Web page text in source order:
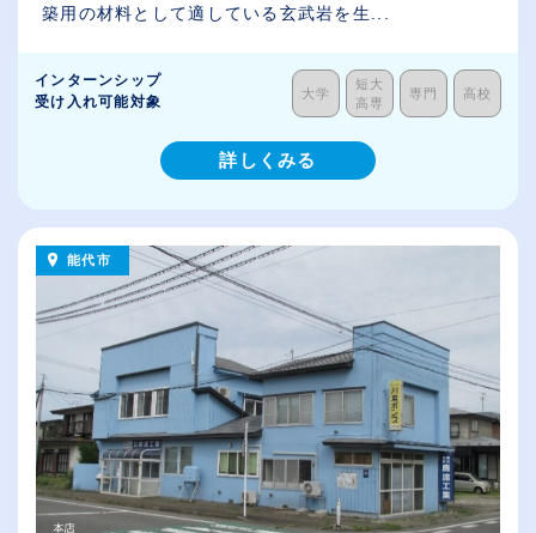
築用の材料として適している玄武岩を生...
インターンシップ
受け入れ可能対象
大学
短大
高専
専門 高校
詳しくみる
能代市